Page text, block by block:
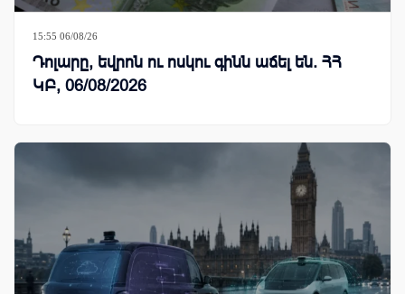
15:55 06/08/26
Դոլարը, եվրոն ու ոսկու գինն աճել են. ՀՀ
ԿԲ, 06/08/2026